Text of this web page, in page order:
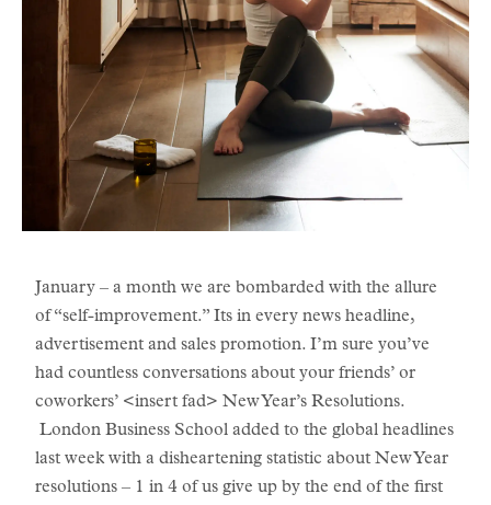
January – a month we are bombarded with the allure
of “self-improvement.” Its in every news headline,
advertisement and sales promotion. I’m sure you’ve
had countless conversations about your friends’ or
coworkers’ <insert fad> New Year’s Resolutions.
London Business School added to the global headlines
last week with a disheartening statistic about New Year
resolutions – 1 in 4 of us give up by the end of the first